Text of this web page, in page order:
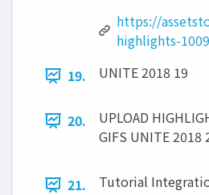
https://
highlights-
19.
UNITE 2018 19
20.
UPLOAD
GIFS UNITE 2018
21.
Tutorial